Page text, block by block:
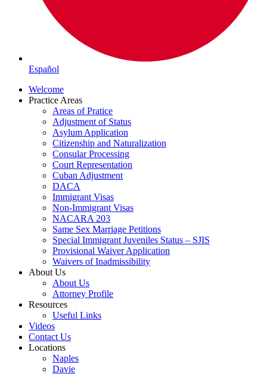
Español
Welcome
Practice Areas
Areas of Pratice
Adjustment of Status
Asylum Application
Citizenship and Naturalization
Consular Processing
Court Representation
Cuban Adjustment
DACA
Immigrant Visas
Non-Immigrant Visas
NACARA 203
Same Sex Marriage Petitions
Special Immigrant Juveniles Status – SJIS
Provisional Waiver Application
Waivers of Inadmissibility
About Us
About Us
Attorney Profile
Resources
Useful Links
Videos
Contact Us
Locations
Naples
Davie